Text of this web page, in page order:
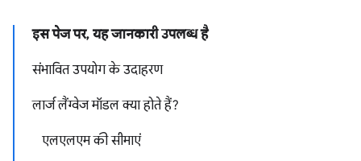
इस पेज पर, यह जानकारी उपलब्ध है
संभावित उपयोग के उदाहरण
लार्ज लैंग्वेज मॉडल क्या होते हैं?
एलएलएम की सीमाएं